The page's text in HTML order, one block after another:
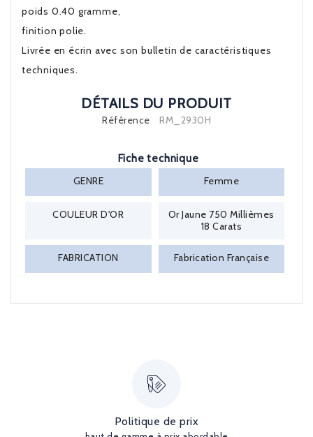
poids 0.40 gramme,
finition polie.
Livrée en écrin avec son bulletin de caractéristiques
techniques.
DÉTAILS DU PRODUIT
Référence RM_2930H
Fiche technique
GENRE
Femme
COULEUR D'OR
Or Jaune 750 Millièmes
18 Carats
FABRICATION Fabrication Française
Politique de prix